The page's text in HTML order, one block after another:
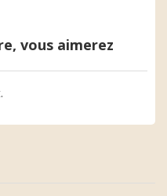
vous aimerez